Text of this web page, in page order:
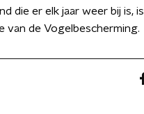
die er elk jaar weer bij is, is
van de Vogelbescherming.